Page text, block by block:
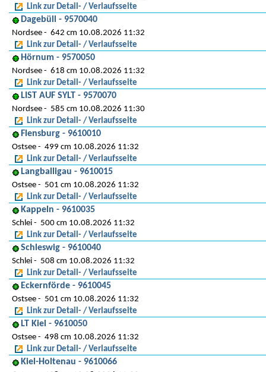
Link zur Detail- / Verlaufsseite
Dagebüll - 9570040
Nordsee
642 cm 10.08.2026 11:32
Link zur Detail- / Verlaufsseite
Hörnum - 9570050
Nordsee
618 cm 10.08.2026 11:32
Link zur Detail- / Verlaufsseite
LIST AUF SYLT - 9570070
Nordsee
585 cm 10.08.2026 11:30
Link zur Detail- / Verlaufsseite
Flensburg - 9610010
Ostsee
499 cm 10.08.2026 11:32
Link zur Detail- / Verlaufsseite
Langballigau - 9610015
Ostsee
501 cm 10.08.2026 11:32
Link zur Detail- / Verlaufsseite
Kappeln - 9610035
Schlei
500 cm 10.08.2026 11:32
Link zur Detail- / Verlaufsseite
Schleswig - 9610040
Schlei
508 cm 10.08.2026 11:32
Link zur Detail- / Verlaufsseite
Eckernförde - 9610045
Ostsee
501 cm 10.08.2026 11:32
Link zur Detail- / Verlaufsseite
LT Kiel - 9610050
Ostsee
498 cm 10.08.2026 11:32
Link zur Detail- / Verlaufsseite
Kiel-Holtenau - 9610066